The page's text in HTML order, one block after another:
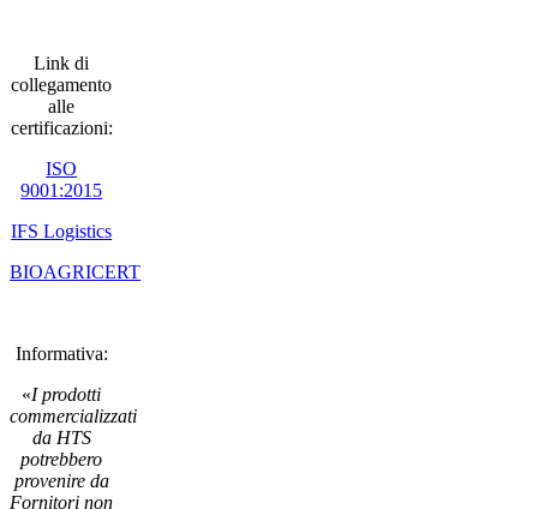
Link di
collegamento
alle
certificazioni:
ISO
9001:2015
IFS Logistics
BIOAGRICERT
Informativa:
«I prodotti
commercializzati
da HTS
potrebbero
provenire da
Fornitori non